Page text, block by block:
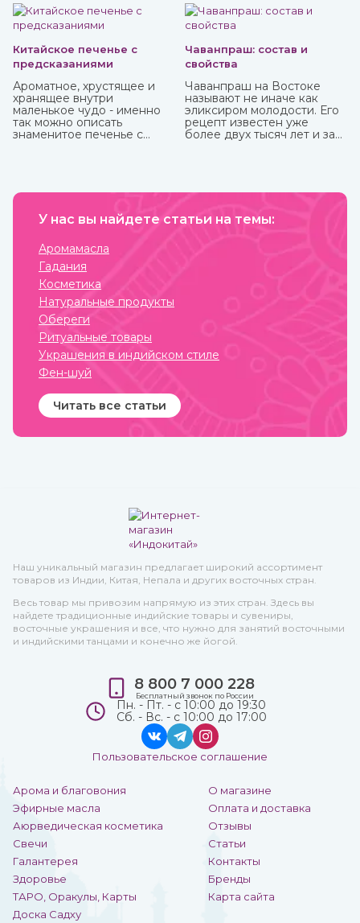
Китайское печенье с
предсказаниями
Ароматное, хрустящее и
хранящее внутри
маленькое чудо - именно
так можно описать
знаменитое печенье с
Чаванпраш: состав и
свойства
Чаванпраш на Востоке
называют не иначе как
эликсиром молодости. Его
рецепт известен уже
более двух тысяч лет и за
органов и систем,
делает средство в виде
У нас вы найдете статьи на темы:
Аромамасла
Гадания
Косметика
Натуральные продукты
Обереги
Ритуальные товары
Украшения в индийском стиле
Фен-шуй
Читать все статьи
Наш уникальный магазин предлагает широкий ассортимент
товаров из Индии, Китая, Непала и других восточных стран.
Весь товар мы привозим напрямую из этих стран. Здесь вы
найдете традиционные индийские товары и сувениры,
восточные украшения и все, что нужно для занятий восточными
и индийскими танцами и конечно же йогой.
Арома и благовония
Эфирные масла
Аюрведическая косметика
Свечи
Галантерея
Здоровье
ТАРО, Оракулы, Карты
Доска Садху
О магазине
Оплата и доставка
Отзывы
Статьи
Контакты
Бренды
Карта сайта
8 800 7 000 228
Бесплатный звонок по России
Пн. - Пт. - с 10:00 до 19:30
Сб. - Вс. - с 10:00 до 17:00
Пользовательское соглашение